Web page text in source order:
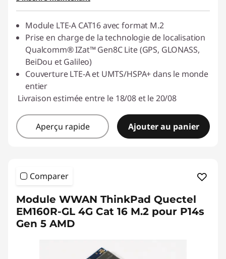
Module LTE-A CAT16 avec format M.2
Prise en charge de la technologie de localisation
Qualcomm® IZat™ Gen8C Lite (GPS, GLONASS,
BeiDou et Galileo)
Couverture LTE-A et UMTS/HSPA+ dans le monde
entier
Livraison estimée entre le 18/08 et le 20/08
Aperçu rapide Ajouter au panier
Comparer
Module WWAN ThinkPad Quectel
EM160R-GL 4G Cat 16 M.2 pour P14s
Gen 5 AMD